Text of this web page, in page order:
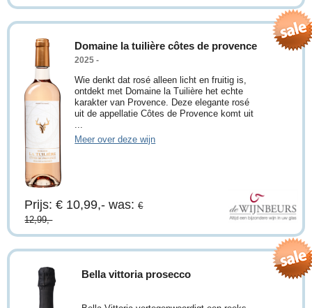
Domaine la tuilière côtes de provence
2025 -
Wie denkt dat rosé alleen licht en fruitig is,
ontdekt met Domaine la Tuilière het echte
karakter van Provence. Deze elegante rosé
uit de appellatie Côtes de Provence komt uit
Meer over deze wijn
Prijs: € 10,99,-was:€
12,99,-
Bella vittoria prosecco